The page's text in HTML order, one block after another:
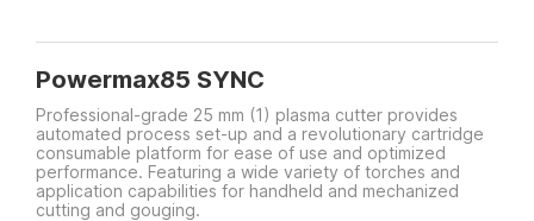
Powermax85 SYNC
Professional-grade 25 mm (1) plasma cutter provides
automated process set-up and a revolutionary cartridge
consumable platform for ease of use and optimized
performance. Featuring a wide variety of torches and
application capabilities for handheld and mechanized
cutting and gouging.